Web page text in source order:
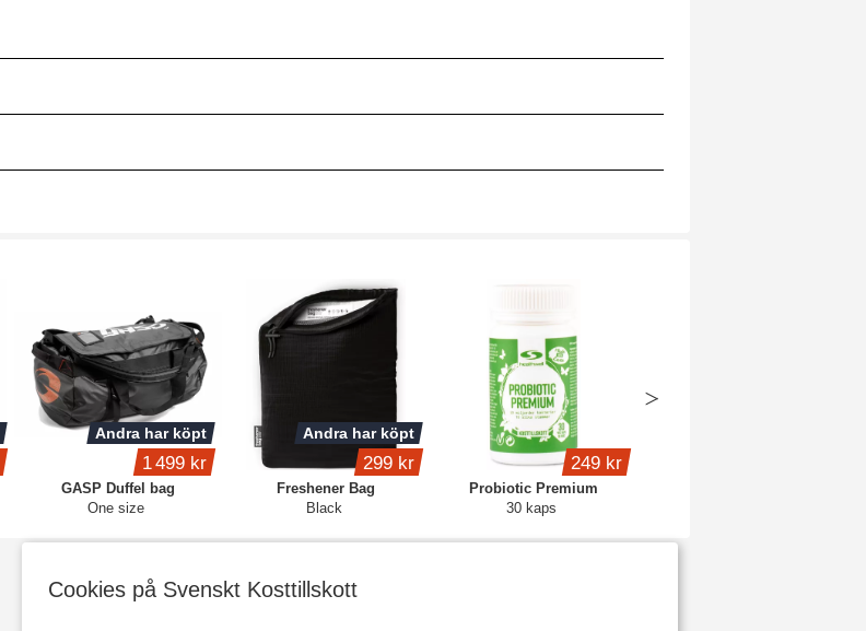
Cookies på Svenskt Kosttillskott
GASP Duffel bag
One size
Andra har köpt
1 499 kr
Freshener Bag
Black
Andra har köpt
299 kr
Probiotic Premium
30 kaps
249 kr